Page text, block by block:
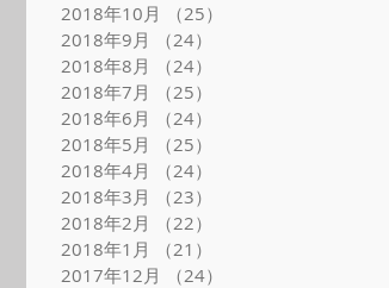
2018年10月
（25）
2018年9月
（24）
2018年8月
（24）
2018年7月
（25）
2018年6月
（24）
2018年5月
（25）
2018年4月
（24）
2018年3月
（23）
2018年2月
（22）
2018年1月
（21）
2017年12月
（24）